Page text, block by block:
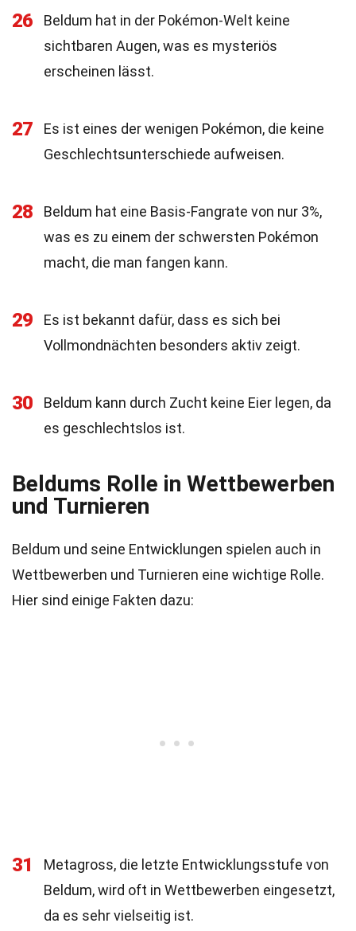
26
Beldum hat in der Pokémon-Welt keine
sichtbaren Augen, was es mysteriös
erscheinen lässt.
27
Es ist eines der wenigen Pokémon, die keine
Geschlechtsunterschiede aufweisen.
28
Beldum hat eine Basis-Fangrate von nur 3%,
was es zu einem der schwersten Pokémon
macht, die man fangen kann.
29
Es ist bekannt dafür, dass es sich bei
Vollmondnächten besonders aktiv zeigt.
30
Beldum kann durch Zucht keine Eier legen, da
es geschlechtslos ist.
Beldums Rolle in Wettbewerben
und Turnieren
Beldum und seine Entwicklungen spielen auch in
Wettbewerben und Turnieren eine wichtige Rolle.
Hier sind einige Fakten dazu:
31
Metagross, die letzte Entwicklungsstufe von
Beldum, wird oft in Wettbewerben eingesetzt,
da es sehr vielseitig ist.